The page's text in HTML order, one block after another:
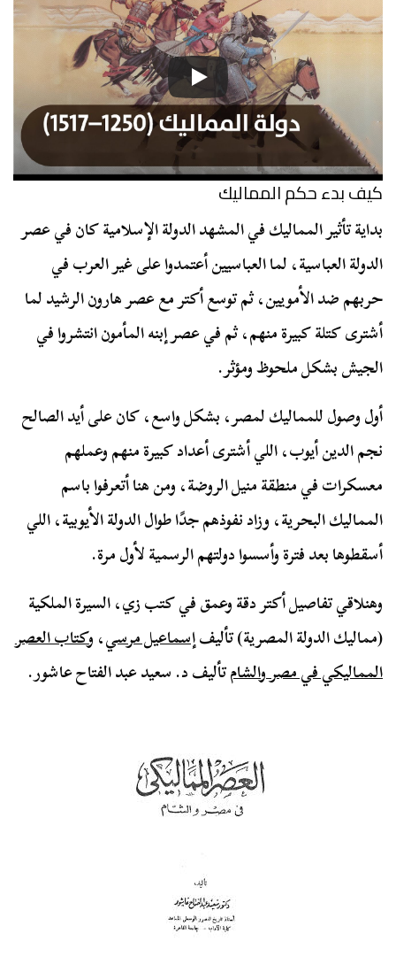
كيف بدء حكم المماليك
بداية تأثير المماليك في المشهد الدولة الإسلامية كان في عصر
الدولة العباسية، لما العباسيين أعتمدوا على غير العرب في
حربهم ضد الأمويين، ثم توسع أكتر مع عصر هارون الرشيد لما
أشترى كتلة كبيرة منهم، ثم في عصر إبنه المأمون انتشروا في
الجيش بشكل ملحوظ ومؤثر.
أول وصول للمماليك لمصر، بشكل واسع، كان على أيد الصالح
نجم الدين أيوب، اللي أشترى أعداد كبيرة منهم وعملهم
معسكرات في منطقة منيل الروضة، ومن هنا أتعرفوا باسم
المماليك البحرية، وزاد نفوذهم جدًا طوال الدولة الأيوبية، اللي
أسقطوها بعد فترة وأسسوا دولتهم الرسمية لأول مرة.
وهنلاقي تفاصيل أكتر دقة وعمق في كتب زي، السيرة الملكية
(مماليك الدولة المصرية) تأليفإسماعيل مرسي، وكتاب العصر
المماليكي في مصر والشامتأليف د. سعيد عبد الفتاح عاشور.